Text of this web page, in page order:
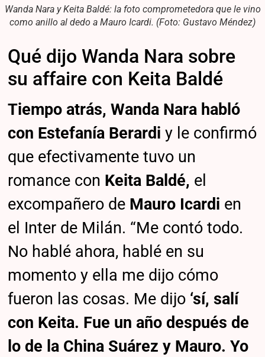
Wanda Nara y Keita Baldé: la foto comprometedora que le vino
como anillo al dedo a Mauro Icardi. (Foto: Gustavo Méndez)
Qué dijo Wanda Nara sobre
su affaire con Keita Baldé
Tiempo atrás, Wanda Nara habló
con Estefanía Berardiy le confirmó
que efectivamente tuvo un
romance con Keita Baldé, el
excompañero de Mauro Icardi en
el Inter de Milán. “Me contó todo.
No hablé ahora, hablé en su
momento y ella me dijo cómo
fueron las cosas. Me dijo ‘sí, salí
con Keita. Fue un año después de
lo de la China Suárez y Mauro. Yo